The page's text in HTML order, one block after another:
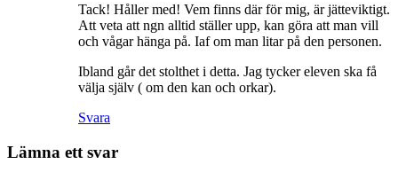
Tack! Håller med! Vem finns där för mig, är jätteviktigt.
Att veta att ngn alltid ställer upp, kan göra att man vill
och vågar hänga på. Iaf om man litar på den personen.
Ibland går det stolthet i detta. Jag tycker eleven ska få
välja själv ( om den kan och orkar).
Svara
Lämna ett svar